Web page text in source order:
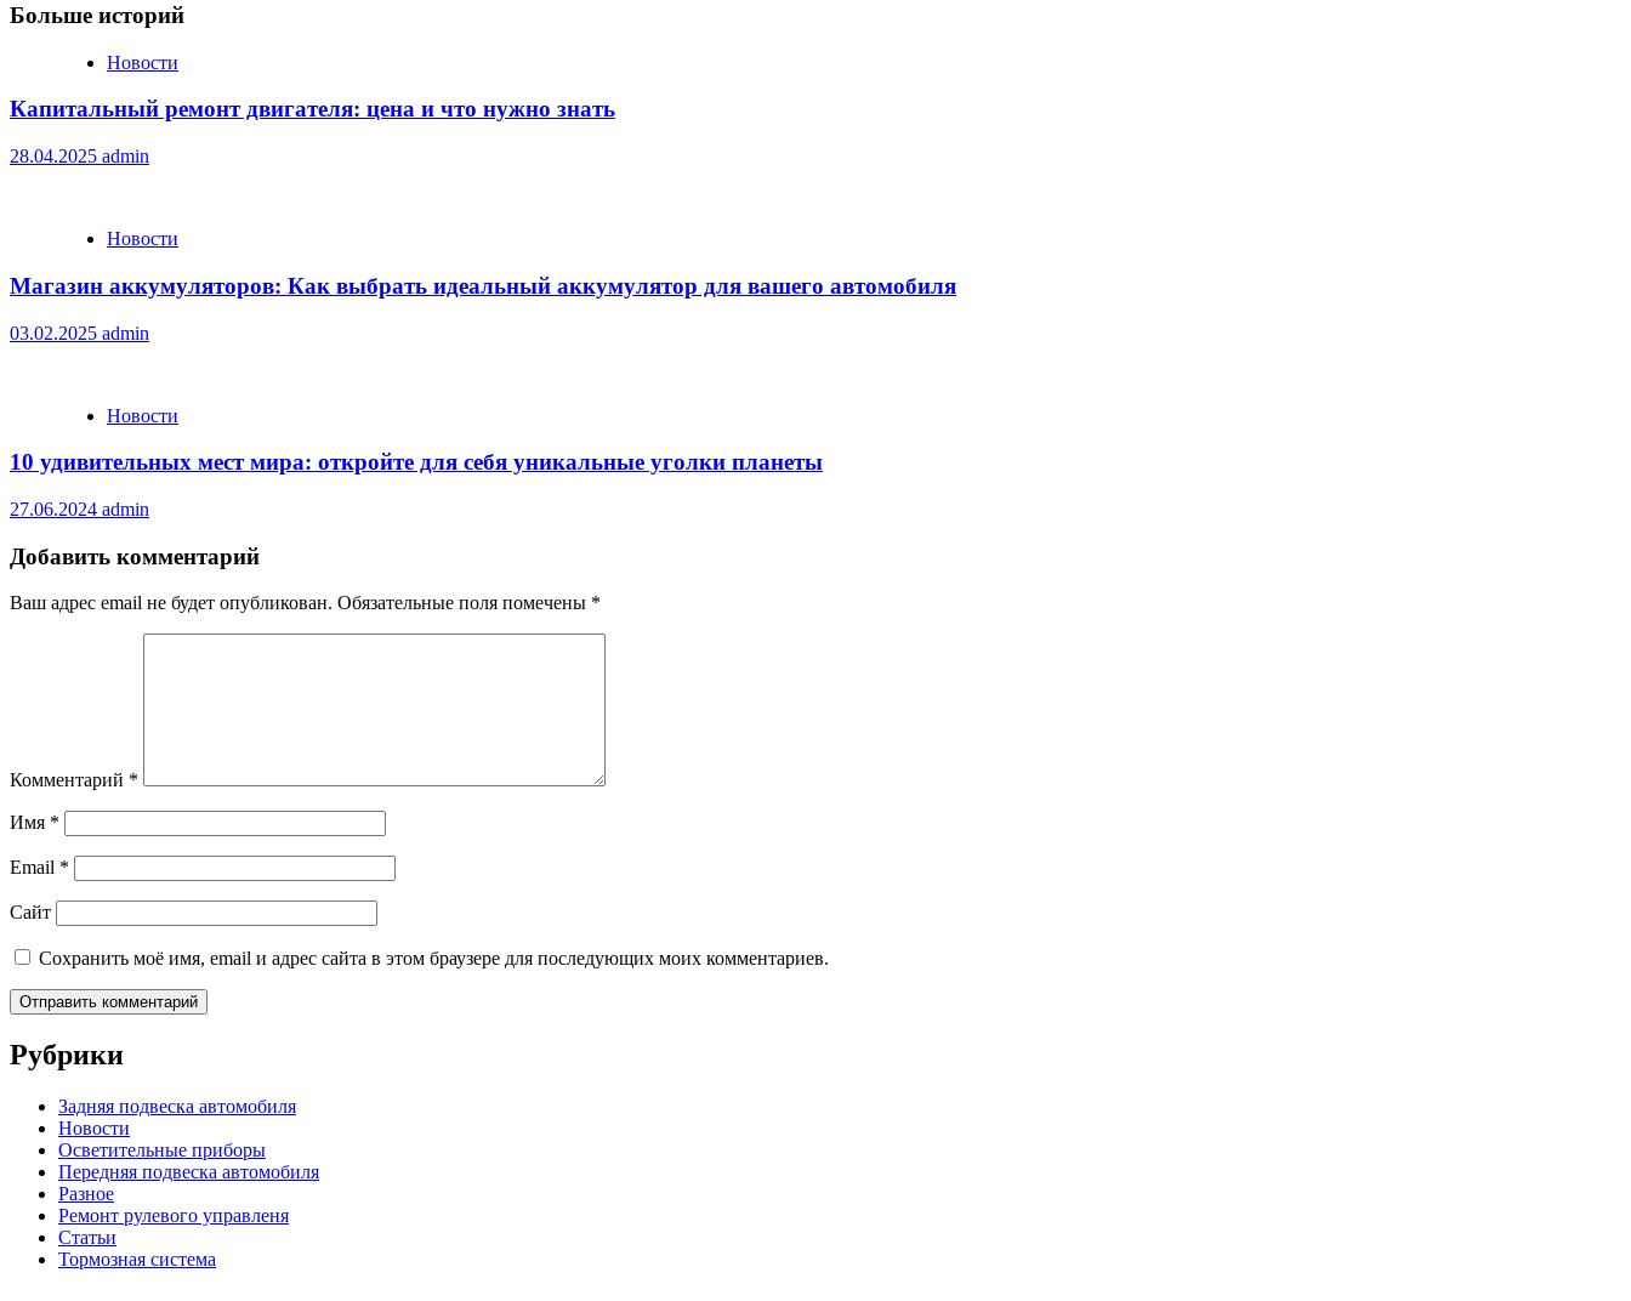
Больше историй
Новости
Капитальный ремонт двигателя: цена и что нужно знать
28.04.2025 admin
Новости
Магазин аккумуляторов: Как выбрать идеальный аккумулятор для вашего автомобиля
03.02.2025 admin
Новости
10 удивительных мест мира: откройте для себя уникальные уголки планеты
27.06.2024 admin
Добавить комментарий
Ваш адрес email не будет опубликован. Обязательные поля помечены *
Комментарий *
Имя *
Email *
Сайт
Сохранить моё имя, email и адрес сайта в этом браузере для последующих моих комментариев.
Рубрики
Задняя подвеска автомобиля
Новости
Осветительные приборы
Передняя подвеска автомобиля
Разное
Ремонт рулевого управленя
Статьи
Тормозная система